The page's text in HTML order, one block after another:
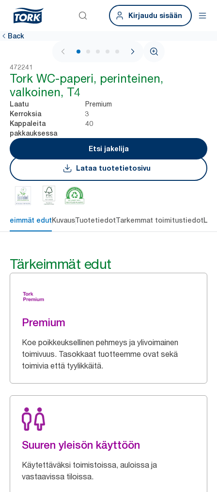
Kirjaudu sisään
Back
1 / 5
472241
Tork WC-paperi, perinteinen,
valkoinen, T4
Laatu Premium
Kerroksia 3
Kappaleita
pakkauksessa
40
Etsi jakelija
Lataa tuotetietosivu
edutKuvausTuotetiedotTarkemmat toimitustiedot
Tärkeimmät edut
Premium
Koe poikkeuksellinen pehmeys ja ylivoimainen
toimivuus. Tasokkaat tuotteemme ovat sekä
toimivia että tyylikkäitä.
Suuren yleisön käyttöön
Käytettäväksi toimistoissa, auloissa ja
vastaavissa tiloissa.